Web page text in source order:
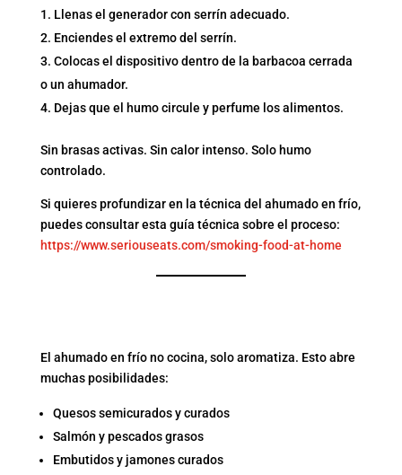
Llenas el generador con serrín adecuado.
Enciendes el extremo del serrín.
Colocas el dispositivo dentro de la barbacoa cerrada
o un ahumador.
Dejas que el humo circule y perfume los alimentos.
Sin brasas activas. Sin calor intenso. Solo humo
controlado.
Si quieres profundizar en la técnica del ahumado en frío,
puedes consultar esta guía técnica sobre el proceso:
https://www.seriouseats.com/smoking-food-at-home
El ahumado en frío no cocina, solo aromatiza. Esto abre
muchas posibilidades:
Quesos semicurados y curados
Salmón y pescados grasos
Embutidos y jamones curados